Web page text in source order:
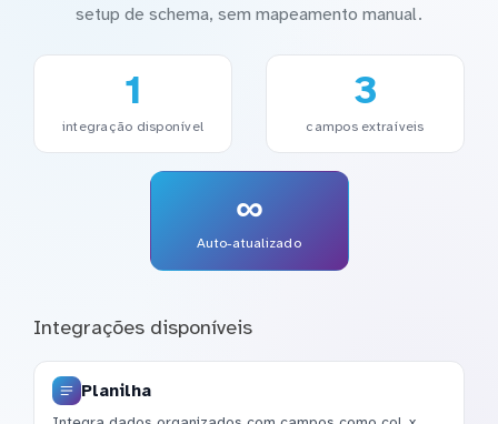
setup de schema, sem mapeamento manual.
1
integração disponível
3
campos extraíveis
∞
Auto-atualizado
Integrações disponíveis
Planilha